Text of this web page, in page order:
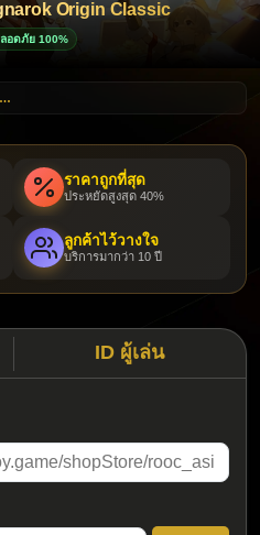
Origin Classic
อดภัย 100%
Ragnarok Origin Classic
ราคาถูกที่สุด
ประหยัดสูงสุด 40%
ลูกค้าไว้วางใจ
บริการมากว่า 10 ปี
ID ผู้เล่น